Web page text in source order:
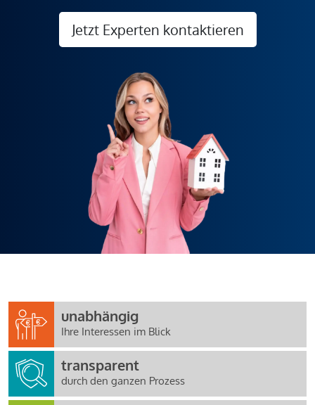
Jetzt Experten kontaktieren
unabhängig
Ihre Interessen im Blick
transparent
durch den ganzen Prozess